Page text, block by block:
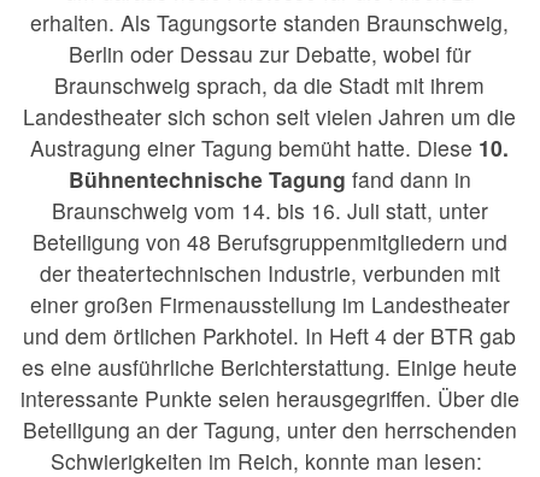
erhalten. Als Tagungsorte standen Braunschweig,
Berlin oder Dessau zur Debatte, wobei für
Braunschweig sprach, da die Stadt mit ihrem
Landestheater sich schon seit vielen Jahren um die
Austragung einer Tagung bemüht hatte. Diese 10.
Bühnentechnische Tagung fand dann in
Braunschweig vom 14. bis 16. Juli statt, unter
Beteiligung von 48 Berufsgruppenmitgliedern und
der theatertechnischen Industrie, verbunden mit
einer großen Firmenausstellung im Landestheater
und dem örtlichen Parkhotel. In Heft 4 der BTR gab
es eine ausführliche Berichterstattung. Einige heute
interessante Punkte seien herausgegriffen. Über die
Beteiligung an der Tagung, unter den herrschenden
Schwierigkeiten im Reich, konnte man lesen: